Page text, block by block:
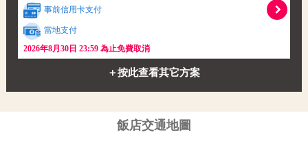
事前信用卡支付
當地支付
2026年8月30日 23:59 為止免費取消
＋按此查看其它方案
飯店交通地圖